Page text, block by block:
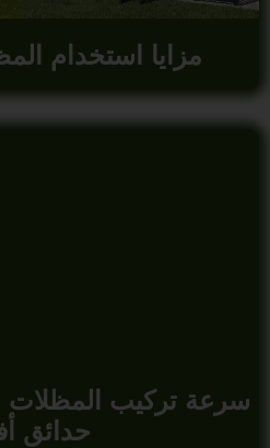
مزايا استخدام
سرعة تركيب المظلات
حدائق